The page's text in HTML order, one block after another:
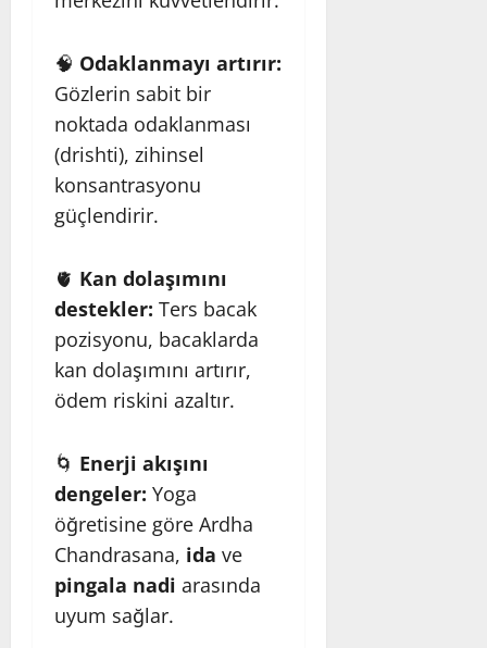
🧠 Odaklanmayı artırır:
Gözlerin sabit bir
noktada odaklanması
(drishti), zihinsel
konsantrasyonu
güçlendirir.
🫀 Kan dolaşımını
destekler: Ters bacak
pozisyonu, bacaklarda
kan dolaşımını artırır,
ödem riskini azaltır.
🌀 Enerji akışını
dengeler: Yoga
öğretisine göre Ardha
Chandrasana, ida ve
pingala nadi arasında
uyum sağlar.